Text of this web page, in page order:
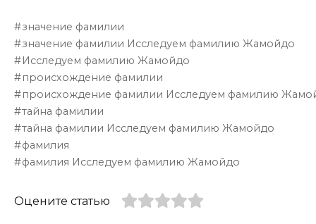
значение фамилии
значение фамилии Исследуем фамилию Жамойдо
Исследуем фамилию Жамойдо
происхождение фамилии
происхождение фамилии Исследуем фамилию
тайна фамилии
тайна фамилии Исследуем фамилию Жамойдо
фамилия
фамилия Исследуем фамилию Жамойдо
Оцените статью